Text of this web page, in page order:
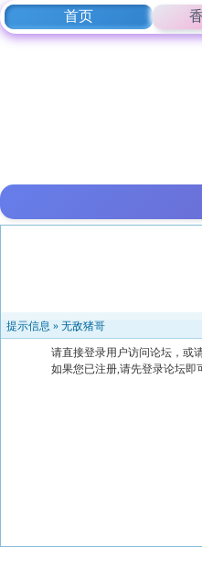
首页
提示信息 » 无敌猪哥
请直接登录用户访问论坛，或
如果您已注册,请先登录论坛即